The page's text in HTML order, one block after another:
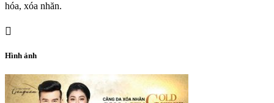
hóa, xóa nhăn.
Hình ảnh